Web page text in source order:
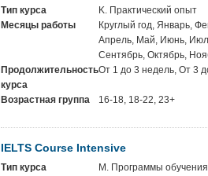
Тип курса
K. Практический опыт
Месяцы работы
Круглый год, Январь,
Апрель, Май, Июнь,
Сентябрь, Октябрь,
Продолжительность
курса
От 1 до 3 недель, От 3
Возрастная группа 16-18, 18-22, 23+
IELTS Course Intensive
Тип курса
M. Программы